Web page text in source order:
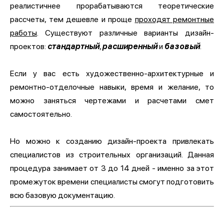
реалистичнее прорабатываются теоретические
рассчеты, тем дешевле и проще проходят ремонтные
работы . Существуют различные варианты дизайн-
проектов: стандартный,расширенныйи базовый.
Если у вас есть художественно-архитектурные и
ремонтно-отделочные навыки, время и желание, то
можно заняться чертежами и расчетами смет
самостоятельно.
Но можно к созданию дизайн-проекта привлекать
специалистов из строительных организаций. Данная
процедура занимает от 3 до 14 дней - именно за этот
промежуток времени специалисты смогут подготовить
всю базовую документацию.